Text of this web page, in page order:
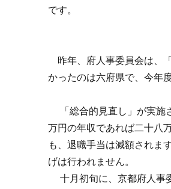
です。
昨年、府人事委員会は、
かったのは六府県で、今年
「総合的見直し」が実施
万円の年収であれば二十八
も、退職手当は減額されま
げは行われません。
十月初旬に、京都府人事